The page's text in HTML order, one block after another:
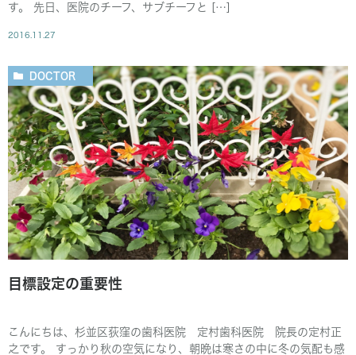
す。 先日、医院のチーフ、サブチーフと […]
2016.11.27
DOCTOR
目標設定の重要性
こんにちは、杉並区荻窪の歯科医院 定村歯科医院 院長の定村正
之です。 すっかり秋の空気になり、朝晩は寒さの中に冬の気配も感